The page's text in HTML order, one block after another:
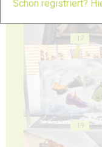
17
19
Schon registriert?